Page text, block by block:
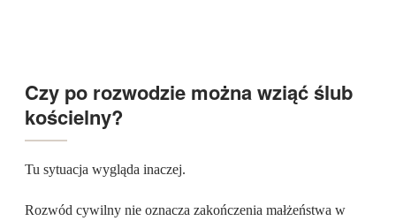
Czy po rozwodzie można wziąć ślub
kościelny?
Tu sytuacja wygląda inaczej.
Rozwód cywilny nie oznacza zakończenia małżeństwa w